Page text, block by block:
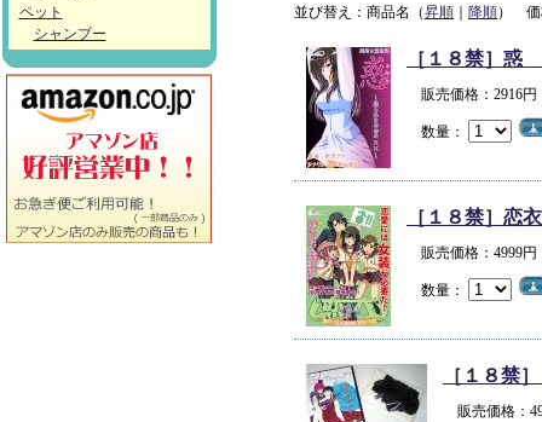
ペット
シャンプー
並び替え：商品名（昇順 降順） 価
［１８禁］惑
販売価格：2916
数量：
［１８禁］恋
販売価格：4999
数量：
［１８禁
販売価格：